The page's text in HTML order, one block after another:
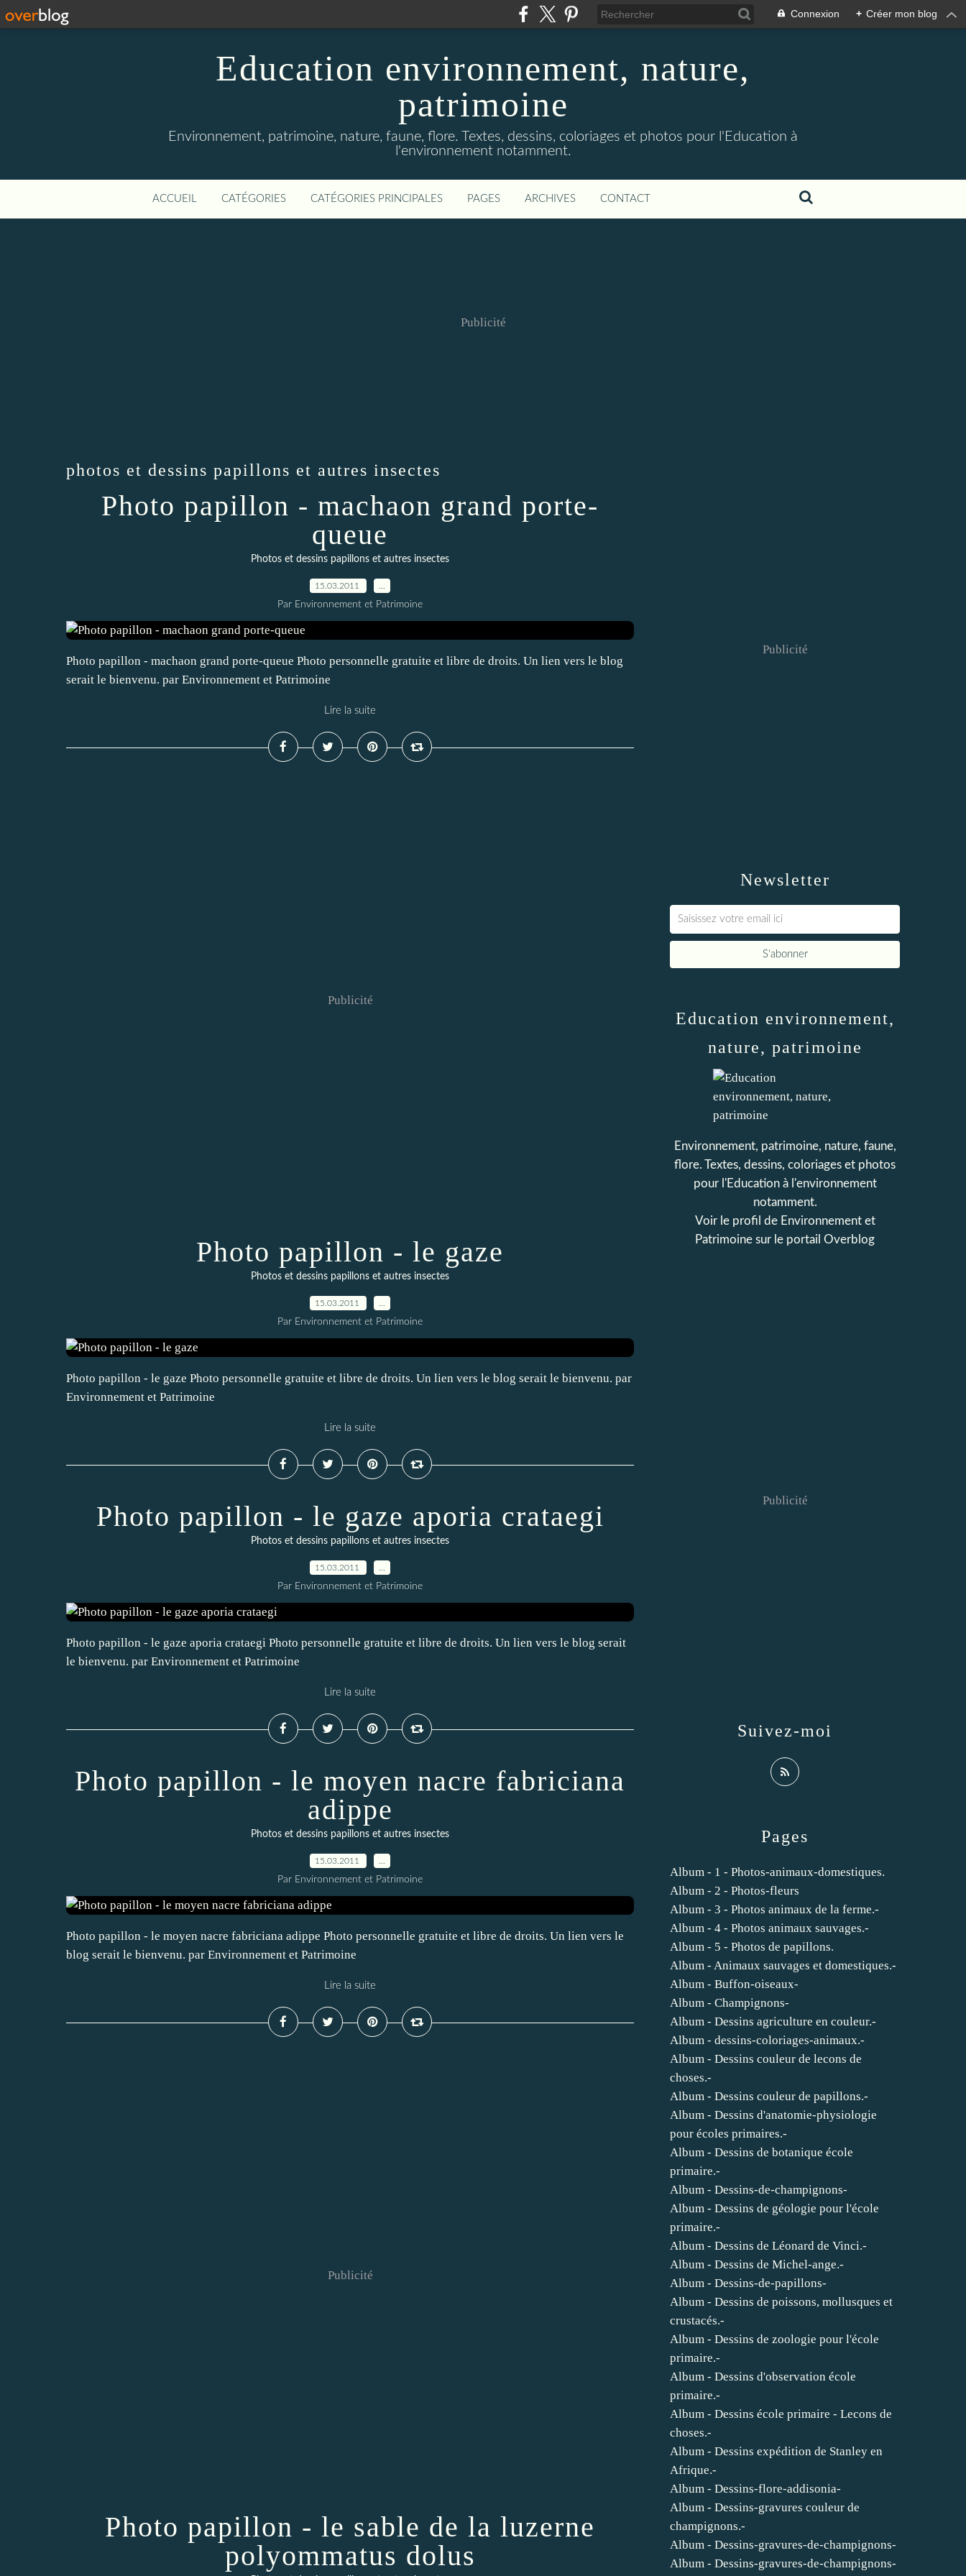
Connexion + Créer mon blog
Education environnement, nature,
patrimoine
Environnement, patrimoine, nature, faune, flore. Textes, dessins, coloriages et photos pour l'Education à
l'environnement notamment.
ACCUEIL CATÉGORIES CATÉGORIES PRINCIPALES PAGES ARCHIVES CONTACT
Publicité
photos et dessins papillons et autres insectes
Photo papillon - machaon grand porte-
queue
Photos et dessins papillons et autres insectes
15.03.2011
Par Environnement et Patrimoine
Photo papillon - machaon grand porte-queue Photo personnelle gratuite et libre de droits. Un lien vers le blog
serait le bienvenu. par Environnement et Patrimoine
Lire la suite
Publicité
Photo papillon - le gaze
Photos et dessins papillons et autres insectes
15.03.2011
Par Environnement et Patrimoine
Photo papillon - le gaze Photo personnelle gratuite et libre de droits. Un lien vers le blog serait le bienvenu. par
Environnement et Patrimoine
Lire la suite
Photo papillon - le gaze aporia crataegi
Photos et dessins papillons et autres insectes
15.03.2011
Par Environnement et Patrimoine
Photo papillon - le gaze aporia crataegi Photo personnelle gratuite et libre de droits. Un lien vers le blog serait
le bienvenu. par Environnement et Patrimoine
Lire la suite
Photo papillon - le moyen nacre fabriciana
adippe
Photos et dessins papillons et autres insectes
15.03.2011
Par Environnement et Patrimoine
Photo papillon - le moyen nacre fabriciana adippe Photo personnelle gratuite et libre de droits. Un lien vers le
blog serait le bienvenu. par Environnement et Patrimoine
Lire la suite
Publicité
Photo papillon - le sable de la luzerne
polyommatus dolus
Newsletter
Publicité
Pages
Album - 1 - Photos-animaux-domestiques.
Album - 2 - Photos-fleurs
Album - 3 - Photos animaux de la ferme.-
Album - 4 - Photos animaux sauvages.-
Album - 5 - Photos de papillons.
Album - Animaux sauvages et domestiques.-
Album - Buffon-oiseaux-
Album - Champignons-
Album - Dessins agriculture en couleur.-
Album - dessins-coloriages-animaux.-
Album - Dessins couleur de lecons de
choses.-
Album - Dessins couleur de papillons.-
Album - Dessins d'anatomie-physiologie
pour écoles primaires.-
Album - Dessins de botanique école
primaire.-
Album - Dessins-de-champignons-
Album - Dessins de géologie pour l'école
primaire.-
Album - Dessins de Léonard de Vinci.-
Album - Dessins de Michel-ange.-
Album - Dessins-de-papillons-
Album - Dessins de poissons, mollusques et
crustacés.-
Album - Dessins de zoologie pour l'école
primaire.-
Album - Dessins d'observation école
primaire.-
Album - Dessins école primaire - Lecons de
choses.-
Album - Dessins expédition de Stanley en
Afrique.-
Album - Dessins-flore-addisonia-
Album - Dessins-gravures couleur de
champignons.-
Album - Dessins-gravures-de-champignons-
Album - Dessins-gravures-de-champignons-
Education environnement,
nature, patrimoine
Environnement, patrimoine, nature, faune,
flore. Textes, dessins, coloriages et photos
pour l'Education à l'environnement
notamment.
Voir le profil de Environnement et
Patrimoine sur le portail Overblog
Suivez-moi
Publicité